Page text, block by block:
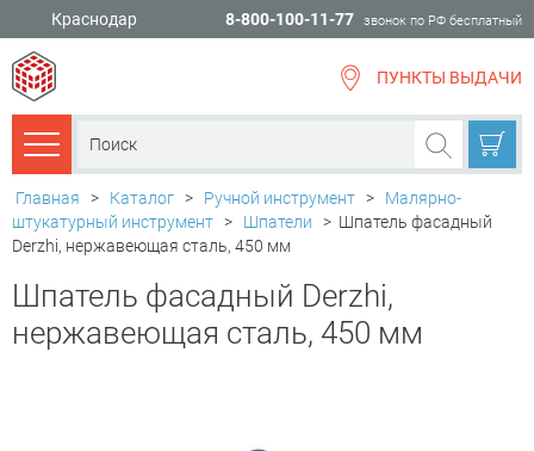
Краснодар 8-800-100-11-77 звонок по РФ бесплатный
ПУНКТЫ ВЫДАЧИ
Каталог товаров
Главная > Каталог > Ручной инструмент >
Малярно-
штукатурный инструмент > Шпатели > Шпатель фасадный
Derzhi, нержавеющая сталь, 450 мм
Шпатель фасадный Derzhi,
нержавеющая сталь, 450 мм